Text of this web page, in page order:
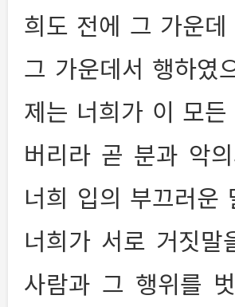
희도 전에 그 가운
그 가운데서 행하였
제는 너희가 이 모든
버리라 곧 분과 악
너희 입의 부끄러운
너희가 서로 거짓말
사람과 그 행위를